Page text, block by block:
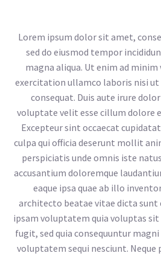
Lorem ipsum dolor sit amet,
sed do eiusmod tempor
magna aliqua. Ut enim ad
exercitation ullamco laboris nisi ut
consequat. Duis aute irure
voluptate velit esse cillum dolore
Excepteur sint occaecat
culpa qui officia deserunt mollit
perspiciatis unde omnis iste
accusantium doloremque
eaque ipsa quae ab illo
architecto beatae vitae dicta sunt
ipsam voluptatem quia voluptas
fugit, sed quia consequuntur
voluptatem sequi nesciunt. Neque